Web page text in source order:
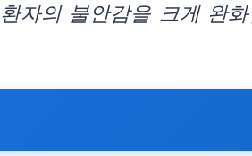
자의 불안감을 크게 완화